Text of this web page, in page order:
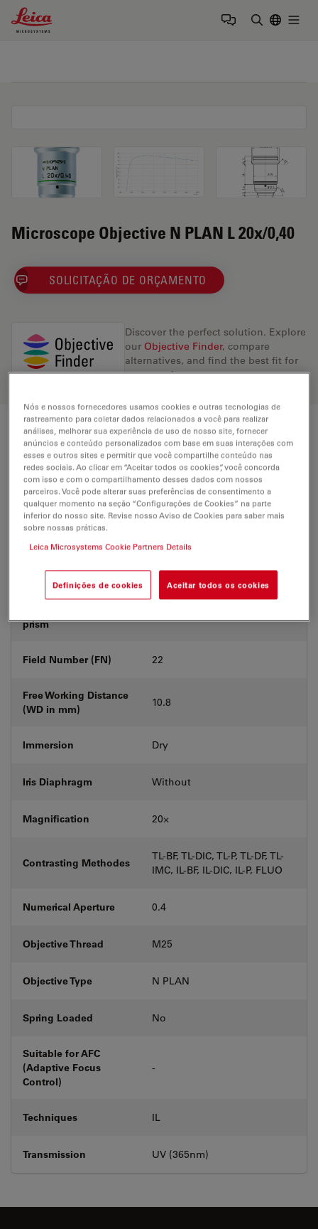
Leica Microsystems Logo
Microscope Objective N PLAN L 20x/0,40
SOLICITAÇÃO DE ORÇAMENTO
Discover the perfect solution. Explore
our Objective Finder, compare
alternatives, and find the best fit for
your needs.
Technical Specs
Product Number 11566049
Correction Ring
Coverglass Without
prism
C
Field Number (FN) 22
Free Working Distance
(WD in mm)
10.8
Immersion Dry
Iris Diaphragm Without
Magnification 20⨉
Contrasting Methodes
TL-BF, TL-DIC, TL-P, TL-DF, TL-
IMC, IL-BF, IL-DIC, IL-P, FLUO
Numerical Aperture 0.4
Objective Thread M25
Objective Type N PLAN
Spring Loaded No
Suitable for AFC
(Adaptive Focus
Control)
-
Techniques IL
Transmission UV (365nm)
Nós e nossos fornecedores usamos cookies e outras tecnologias de
rastreamento para coletar dados relacionados a você para realizar
análises, melhorar sua experiência de uso de nosso site, fornecer
anúncios e conteúdo personalizados com base em suas interações com
esses e outros sites e permitir que você compartilhe conteúdo nas
redes sociais. Ao clicar em “Aceitar todos os cookies”, você concorda
com isso e com o compartilhamento desses dados com nossos
parceiros. Você pode alterar suas preferências de consentimento a
qualquer momento na seção “Configurações de Cookies” na parte
inferior do nosso site. Revise nosso Aviso de Cookies para saber mais
sobre nossas práticas.
Leica Microsystems Cookie Partners Details
Definições de cookies Aceitar todos os cookies